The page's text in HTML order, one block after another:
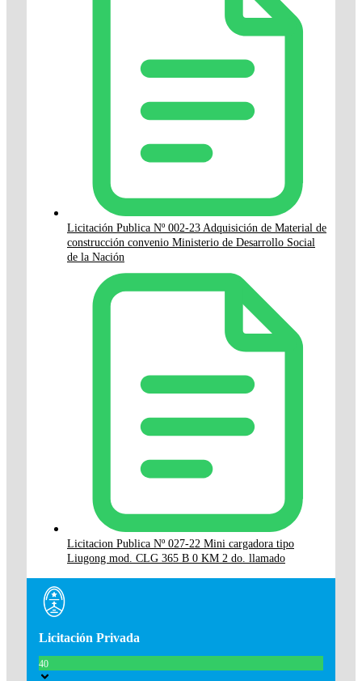
Licitación Publica Nº 002-23 Adquisición de Material de
construcción convenio Ministerio de Desarrollo Social
de la Nación
Licitacion Publica Nº 027-22 Mini cargadora tipo
Liugong mod. CLG 365 B 0 KM 2 do. llamado
Licitación Privada
40